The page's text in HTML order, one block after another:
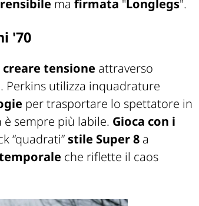
ma firmata "Longlegs".
'70
creare tensione attraverso
. Perkins utilizza inquadrature
per trasportare lo spettatore in
sempre più labile. Gioca con i
“quadrati” stile Super 8 a
che riflette il caos